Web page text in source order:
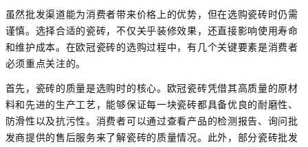
虽然批发渠道能为消费者带来价格上的优势，但在选购瓷砖时仍需
谨慎。选择合适的瓷砖，不仅关乎装修效果，还直接影响使用寿命
和维护成本。在欧冠瓷砖的选购过程中，有几个关键要素是消费者
必须重点关注的。
首先，瓷砖的质量是选购时的核心。欧冠瓷砖凭借其高质量的原材
料和先进的生产工艺，能够保证每一块瓷砖都具备优良的耐磨性、
防滑性以及抗污性。消费者可以通过查看产品的检测报告、询问批
发商提供的售后服务来了解瓷砖的质量情况。此外，部分瓷砖批发